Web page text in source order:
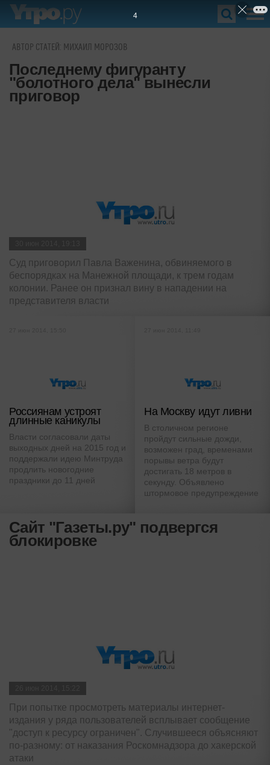
АВТОР СТАТЕЙ: МИХАИЛ МОРОЗОВ
Последнему фигуранту
"болотного дела" вынесли
приговор
Суд приговорил Павла Важенина, обвиняемого в
беспорядках на Манежной площади, к трем годам
колонии. Ранее он признал вину в нападении на
представителя власти
Россиянам устроят
длинные каникулы
Власти согласовали даты
выходных дней на 2015 год и
поддержали идею Минтруда
продлить новогодние
праздники до 11 дней
На Москву идут ливни
В столичном регионе
пройдут сильные дожди,
возможен град, временами
порывы ветра будут
достигать 18 метров в
секунду. Объявлено
штормовое предупреждение
Сайт "Газеты.ру" подвергся
блокировке
При попытке просмотреть материалы интернет-
издания у ряда пользователей всплывает сообщение
"доступ к ресурсу ограничен". Случившееся объясняют
по-разному: от наказания Роскомнадзора до хакерской
атаки
3